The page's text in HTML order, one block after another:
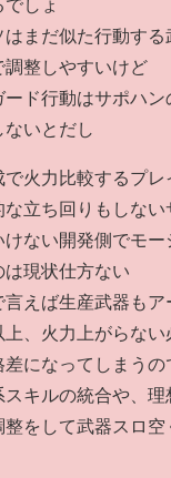
しょ
まだ似た行動す
調整しやすいけど
ード行動はサポハ
いとだし
火力比較するプレ
立ち回りもしない
けない開発側でモ
現状仕方ない
言えば生産武器も
、火力上がらない
差になってしまうの
スキルの統合や、
をして武器スロ